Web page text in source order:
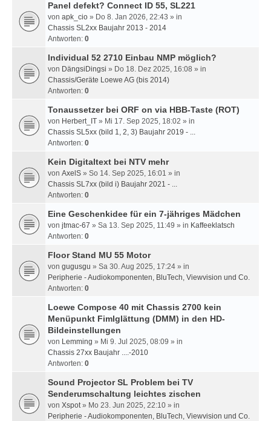
Panel defekt? Connect ID 55, SL221
von apk_cio » Do 8. Jan 2026, 22:43 » in
Chassis SL2xx Baujahr 2013 - 2014
Antworten: 0
Individual 52 2710 Einbau NMP möglich?
von DängsiDingsi » Do 18. Dez 2025, 16:08 » in
Chassis/Geräte Loewe AG (bis 2014)
Antworten: 0
Tonaussetzer bei ORF on via HBB-Taste (ROT)
von Herbert_IT » Mi 17. Sep 2025, 18:02 » in
Chassis SL5xx (bild 1, 2, 3) Baujahr 2019 - ...
Antworten: 0
Kein Digitaltext bei NTV mehr
von AxelS » So 14. Sep 2025, 16:01 » in
Chassis SL7xx (bild i) Baujahr 2021 - ...
Antworten: 0
Eine Geschenkidee für ein 7-jähriges Mädchen
von jtmac-67 » Sa 13. Sep 2025, 11:49 » in Kaffeeklatsch
Antworten: 0
Floor Stand MU 55 Motor
von gugusgu » Sa 30. Aug 2025, 17:24 » in
Peripherie - Audiokomponenten, BluTech, Viewvision und Co.
Antworten: 0
Loewe Compose 40 mit Chassis 2700 kein
Menüpunkt Fimlglättung (DMM) in den HD-
Bildeinstellungen
von Lemming » Mi 9. Jul 2025, 08:09 » in
Chassis 27xx Baujahr ....-2010
Antworten: 0
Sound Projector SL Problem bei TV
Senderumschaltung leichtes zischen
von Xspot» Mo 23. Jun 2025, 22:10 » in
Peripherie - Audiokomponenten, BluTech, Viewvision und Co.